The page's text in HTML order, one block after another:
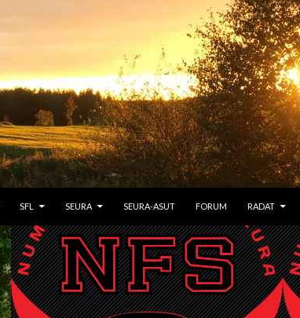
SFL SEURA SEURA-ASUT FORUM RADAT